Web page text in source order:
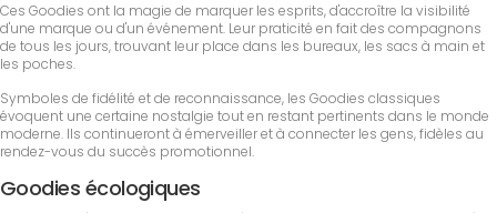
Ces Goodies ont la magie de marquer les esprits, d'accroître la visibilité
d'une marque ou d'un événement. Leur praticité en fait des compagnons
de tous les jours, trouvant leur place dans les bureaux, les sacs à main et
les poches.
Symboles de fidélité et de reconnaissance, les Goodies classiques
évoquent une certaine nostalgie tout en restant pertinents dans le monde
moderne. Ils continueront à émerveiller et à connecter les gens, fidèles au
rendez-vous du succès promotionnel.
Goodies écologiques